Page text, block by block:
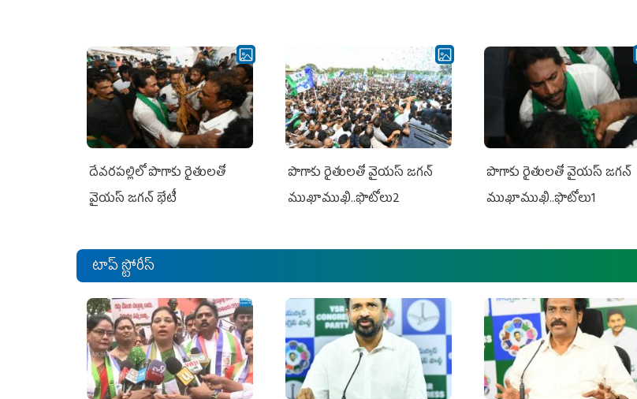
దేవరపల్లిలో పొగాకు రైతులతో
వైయస్ జగన్ భేటీ
పొగాకు రైతుల‌తో వైయ‌స్ జ‌గ‌న్
ముఖాముఖి..ఫొటోలు2
పొగాకు రైతుల‌తో వైయ‌స్ జ‌గ‌న్
ముఖాముఖి..ఫొటోలు1
టాప్ స్టోరీస్